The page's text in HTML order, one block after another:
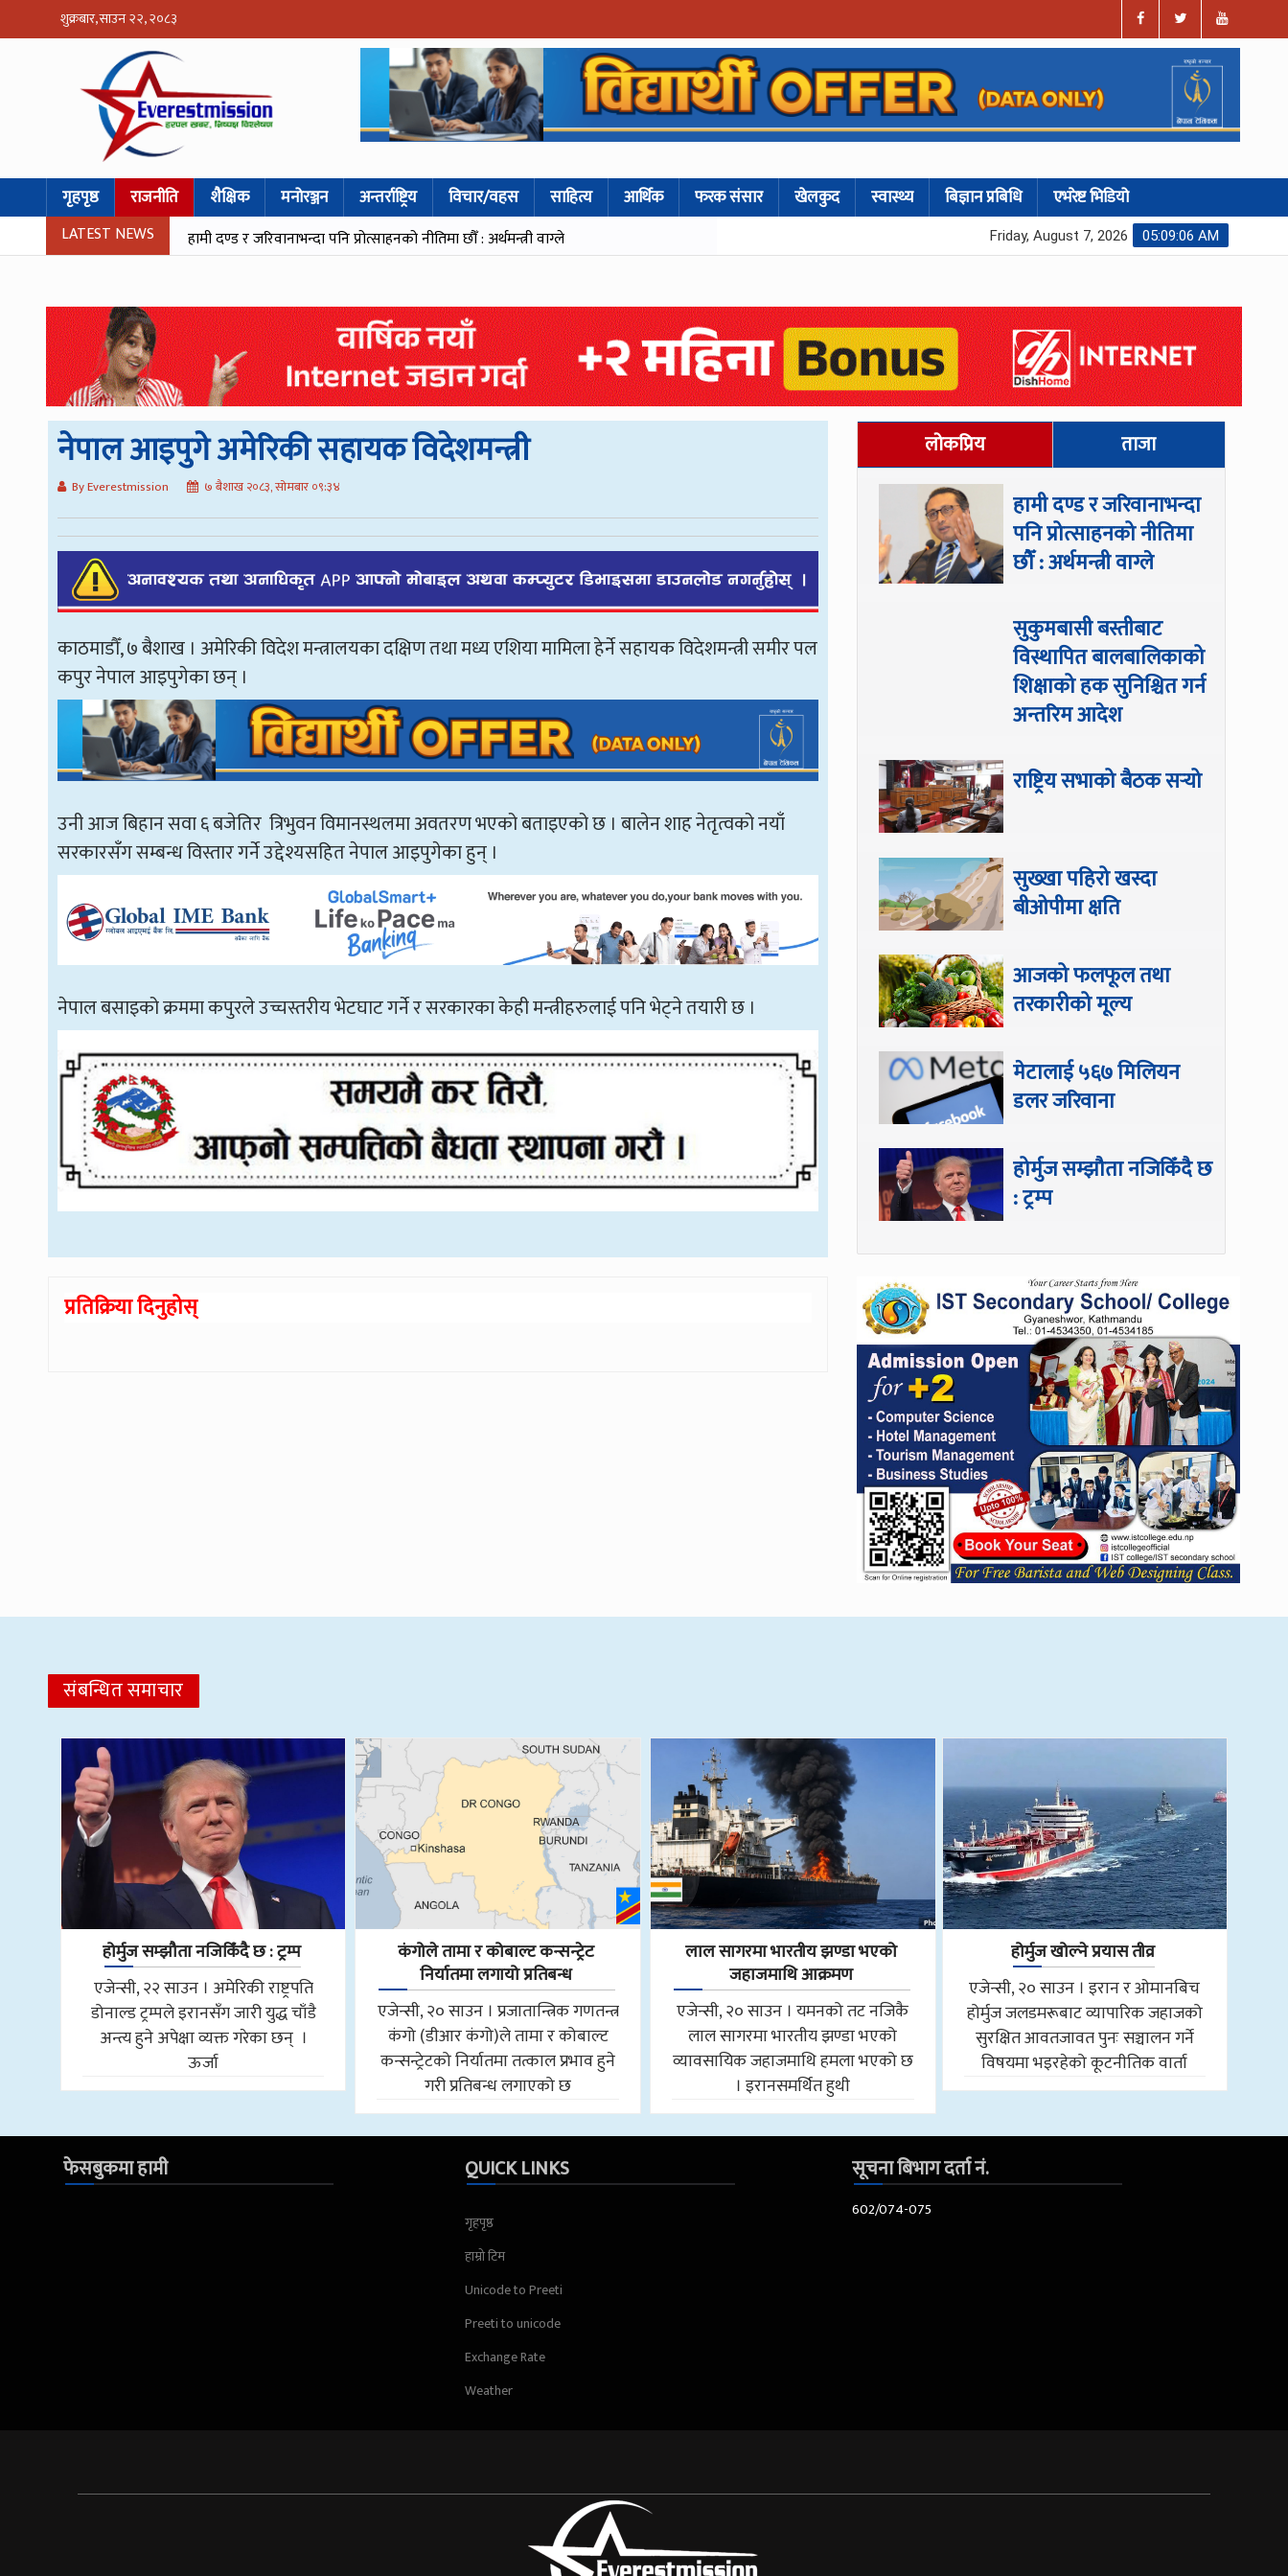
शुक्रबार, साउन २२, २०८३
गृहपृष्ठ राजनीति शैक्षिक मनोरञ्जन अन्तर्राष्ट्रिय विचार/वहस साहित्य आर्थिक फरक संसार खेलकुद स्वास्थ्य बिज्ञान प्रबिधि एभरेष्ट भिडियो
LATEST NEWS हामी दण्ड र जरिवानाभन्दा पनि प्रोत्साहनको नीतिमा छौँ : अर्थमन्त्री वाग्ले 05:09:07 AM
Friday, August 7, 2026
नेपाल आइपुगे अमेरिकी सहायक विदेशमन्त्री
By Everestmission ७ बैशाख २०८३, सोमबार ०९:३४
काठमाडौँ, ७ बैशाख । अमेरिकी विदेश मन्त्रालयका दक्षिण तथा मध्य एशिया मामिला हेर्ने सहायक विदेशमन्त्री समीर पल
कपुर नेपाल आइपुगेका छन् ।
उनी आज बिहान सवा ६ बजेतिर त्रिभुवन विमानस्थलमा अवतरण भएको बताइएको छ । बालेन शाह नेतृत्वको नयाँ
सरकारसँग सम्बन्ध विस्तार गर्ने उद्देश्यसहित नेपाल आइपुगेका हुन् ।
नेपाल बसाइको क्रममा कपुरले उच्चस्तरीय भेटघाट गर्ने र सरकारका केही मन्त्रीहरुलाई पनि भेट्ने तयारी छ ।
प्रतिक्रिया दिनुहोस्
लोकप्रिय ताजा
हामी दण्ड र जरिवानाभन्दा
पनि प्रोत्साहनको नीतिमा
छौँ : अर्थमन्त्री वाग्ले
सुकुमबासी बस्तीबाट
विस्थापित बालबालिकाको
शिक्षाको हक सुनिश्चित गर्न
अन्तरिम आदेश
राष्ट्रिय सभाको बैठक सर्‍यो
सुख्खा पहिरो खस्दा
बीओपीमा क्षति
आजको फलफूल तथा
तरकारीको मूल्य
मेटालाई ५६७ मिलियन
डलर जरिवाना
होर्मुज सम्झौता नजिकिँदै छ
: ट्रम्प
संबन्धित समाचार
होर्मुज सम्झौता नजिकिँदै छ : ट्रम्प
एजेन्सी, २२ साउन । अमेरिकी राष्ट्रपति
डोनाल्ड ट्रम्पले इरानसँग जारी युद्ध चाँडै
अन्त्य हुने अपेक्षा व्यक्त गरेका छन् ।
ऊर्जा
कंगोले तामा र कोबाल्ट कन्सन्ट्रेट
निर्यातमा लगायो प्रतिबन्ध
एजेन्सी, २० साउन । प्रजातान्त्रिक गणतन्त्र
कंगो (डीआर कंगो)ले तामा र कोबाल्ट
कन्सन्ट्रेटको निर्यातमा तत्काल प्रभाव हुने
गरी प्रतिबन्ध लगाएको छ
लाल सागरमा भारतीय झण्डा भएको
जहाजमाथि आक्रमण
एजेन्सी, २० साउन । यमनको तट नजिकै
लाल सागरमा भारतीय झण्डा भएको
व्यावसायिक जहाजमाथि हमला भएको छ
। इरानसमर्थित हुथी
होर्मुज खोल्ने प्रयास तीव्र
एजेन्सी, २० साउन । इरान र ओमानबिच
होर्मुज जलडमरूबाट व्यापारिक जहाजको
सुरक्षित आवतजावत पुनः सञ्चालन गर्ने
विषयमा भइरहेको कूटनीतिक वार्ता
फेसबुकमा हामी QUICK LINKS
गृहपृष्ठ
हाम्रो टिम
Unicode to Preeti
Preeti to unicode
Exchange Rate
Weather
सूचना बिभाग दर्ता नं.
602/074-075